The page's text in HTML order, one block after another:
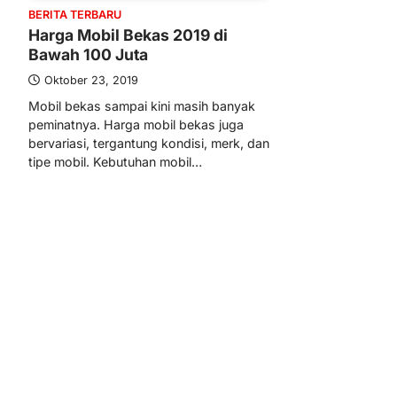
BERITA TERBARU
Harga Mobil Bekas 2019 di
Bawah 100 Juta
Oktober 23, 2019
Mobil bekas sampai kini masih banyak
peminatnya. Harga mobil bekas juga
bervariasi, tergantung kondisi, merk, dan
tipe mobil. Kebutuhan mobil…